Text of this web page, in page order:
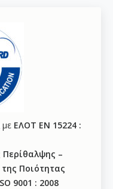
με ΕΛΟΤ ΕΝ 15224 :
Περίθαλψης –
Ποιότητας
9001 : 2008